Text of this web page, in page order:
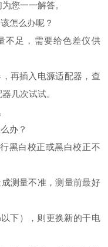
您一一解答。
怎么办呢？
足，需要给色差仪供
再插入电源适配器，查
几次试试。
办？
黑白校正或黑白校正不
测量不准，测量前最好
下），则更换新的干电